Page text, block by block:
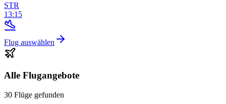
STR
13:15
Flug auswählen
Alle Flugangebote
30 Flüge gefunden